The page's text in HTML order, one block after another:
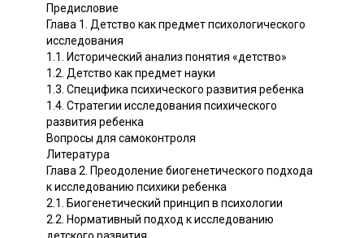
Предисловие
Глава 1. Детство как предмет психологического
исследования
1.1. Исторический анализ понятия «детство»
1.2. Детство как предмет науки
1.3. Специфика психического развития ребенка
1.4. Стратегии исследования психического
развития ребенка
Вопросы для самоконтроля
Литература
Глава 2. Преодоление биогенетического подхода
к исследованию психики ребенка
2.1. Биогенетический принцип в психологии
2.2. Нормативный подход к исследованию
детского развития